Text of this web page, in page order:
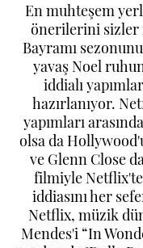
En muhteşem
önerilerini sizler
Bayramı
yavaş Noel
iddialı
hazırlanıyor.
yapımları
olsa da
ve Glenn Close
filmiyle Netflix'te
iddiasını her
Netflix, müzik
Mendes'i “In